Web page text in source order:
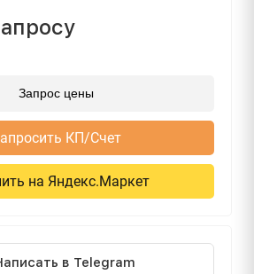
Запрос цены
КП/Счет
на Яндекс.Маркет
в Telegram